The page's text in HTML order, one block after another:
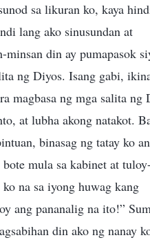
sa likuran ko, kaya
lang ako sinusundan at
din ay pumapasok
ng Diyos. Isang gabi,
magbasa ng mga salita ng
at lubha akong natakot.
binasag ng tatay ko
mula sa kabinet at
na sa iyong huwag kang
ang pananalig na ito!”
din ako ng nanay